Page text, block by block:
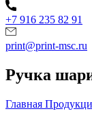
+7 916 235 82 91
print@print-msc.ru
Ручка
Главная